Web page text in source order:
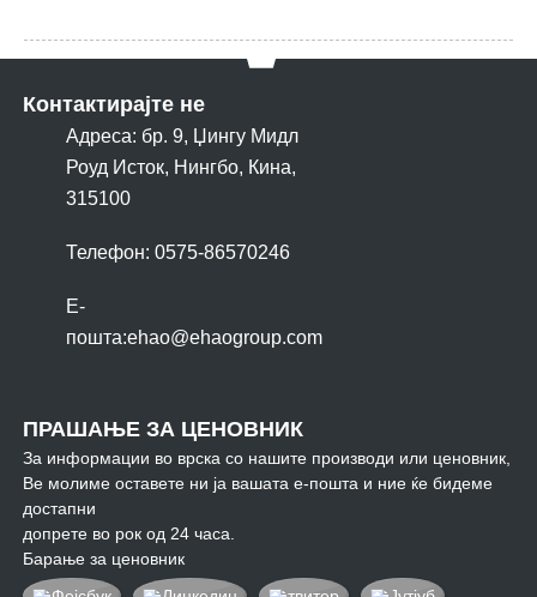
Контактирајте не
Адреса: бр. 9, Џингу Мидл
Роуд Исток, Нингбо, Кина,
315100
Телефон: 0575-86570246
Е-
пошта:ehao@ehaogroup.com
ПРАШАЊЕ ЗА ЦЕНОВНИК
За информации во врска со нашите производи или ценовник,
Ве молиме оставете ни ја вашата е-пошта и ние ќе бидеме
достапни
допрете во рок од 24 часа.
Барање за ценовник